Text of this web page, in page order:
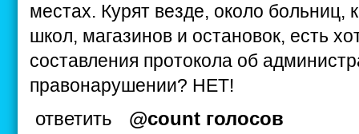
местах. Курят везде, около больниц,
школ, магазинов и остановок, есть
составления протокола об
правонарушении? НЕТ!
ответить
@count голосов